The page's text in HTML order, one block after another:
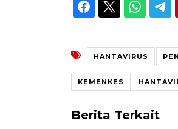
HANTAVIRUS
KEMENKES
Berita Terkait